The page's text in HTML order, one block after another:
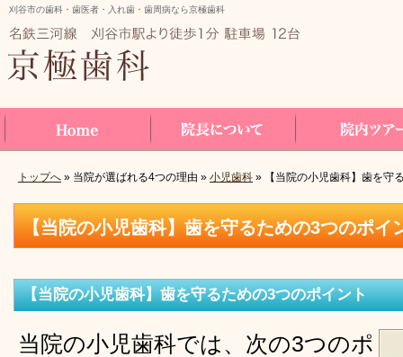
【当院の小児歯科】歯を守るための3つのポイ
刈谷市の歯科・歯医者・入れ歯・歯周病なら京極歯科
トップへ » 当院が選ばれる4つの理由 » 小児歯科 » 【当院の小児歯科】歯を守
【当院の小児歯科】歯を守るための3つのポイント
当院の小児歯科では、次の3つのポ